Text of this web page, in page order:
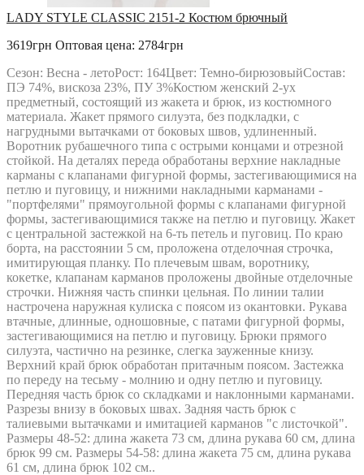
LADY STYLE CLASSIC 2151-2 Костюм брючный
3619грн Оптовая цена: 2784грн
Сезон: Весна - летоРост: 164Цвет: Темно-бирюзовыйСостав:
ПЭ 74%, вискоза 23%, ПУ 3%Костюм женский 2-ух
предметный, состоящий из жакета и брюк, из костюмного
материала. Жакет прямого силуэта, без подкладки, с
нагрудными вытачками от боковых швов, удлиненный.
Воротник рубашечного типа с острыми концами и отрезной
стойкой. На деталях переда обработаны верхние накладные
карманы с клапанами фигурной формы, застегивающимися на
петлю и пуговицу, и нижними накладными карманами -
"портфелями" прямоугольной формы с клапанами фигурной
формы, застегивающимися также на петлю и пуговицу. Жакет
с центральной застежкой на 6-ть петель и пуговиц. По краю
борта, на расстоянии 5 см, проложена отделочная строчка,
имитирующая планку. По плечевым швам, воротнику,
кокетке, клапанам карманов проложены двойные отделочные
строчки. Нижняя часть спинки цельная. По линии талии
настрочена наружная кулиска с поясом из окантовки. Рукава
втачные, длинные, одношовные, с патами фигурной формы,
застегивающимися на петлю и пуговицу. Брюки прямого
силуэта, частично на резинке, слегка зауженные книзу.
Верхний край брюк обработан притачным поясом. Застежка
по переду на тесьму - молнию и одну петлю и пуговицу.
Передняя часть брюк со складками и наклонными карманами.
Разрезы внизу в боковых швах. Задняя часть брюк с
талиевыми вытачками и имитацией карманов "с листочкой".
Размеры 48-52: длина жакета 73 см, длина рукава 60 см, длина
брюк 99 см. Размеры 54-58: длина жакета 75 см, длина рукава
61 см, длина брюк 102 см..